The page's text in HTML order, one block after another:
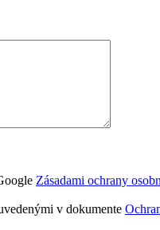
Zásadami ochrany
v dokumente